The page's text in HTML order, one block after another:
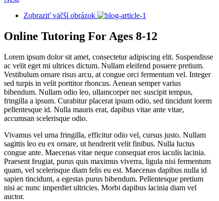
Zobraziť väčší obrázok
Online Tutoring For Ages 8-12
Lorem ipsum dolor sit amet, consectetur adipiscing elit. Suspendisse
ac velit eget mi ultrices dictum. Nullam eleifend posuere pretium.
Vestibulum ornare risus arcu, at congue orci fermentum vel. Integer
sed turpis in velit porttitor rhoncus. Aenean semper varius
bibendum. Nullam odio leo, ullamcorper nec suscipit tempus,
fringilla a ipsum. Curabitur placerat ipsum odio, sed tincidunt lorem
pellentesque id. Nulla mauris erat, dapibus vitae ante vitae,
accumsan scelerisque odio.
Vivamus vel urna fringilla, efficitur odio vel, cursus justo. Nullam
sagittis leo eu ex ornare, ut hendrerit velit finibus. Nulla luctus
congue ante. Maecenas vitae neque consequat eros iaculis lacinia.
Praesent feugiat, purus quis maximus viverra, ligula nisi fermentum
quam, vel scelerisque diam felis eu est. Maecenas dapibus nulla id
sapien tincidunt, a egestas purus bibendum. Pellentesque pretium
nisi ac nunc imperdiet ultricies. Morbi dapibus lacinia diam vel
auctor.